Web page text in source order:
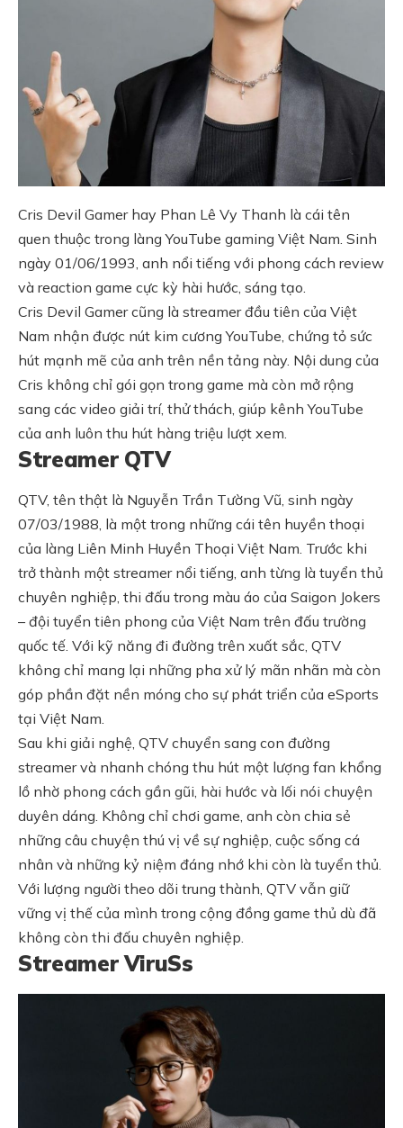
Cris Devil Gamer hay Phan Lê Vy Thanh là cái tên
quen thuộc trong làng YouTube gaming Việt Nam. Sinh
ngày 01/06/1993, anh nổi tiếng với phong cách review
và reaction game cực kỳ hài hước, sáng tạo.
Cris Devil Gamer cũng là streamer đầu tiên của Việt
Nam nhận được nút kim cương YouTube, chứng tỏ sức
hút mạnh mẽ của anh trên nền tảng này. Nội dung của
Cris không chỉ gói gọn trong game mà còn mở rộng
sang các video giải trí, thử thách, giúp kênh YouTube
của anh luôn thu hút hàng triệu lượt xem.
Streamer QTV
QTV, tên thật là Nguyễn Trần Tường Vũ, sinh ngày
07/03/1988, là một trong những cái tên huyền thoại
của làng Liên Minh Huyền Thoại Việt Nam. Trước khi
trở thành một streamer nổi tiếng, anh từng là tuyển thủ
chuyên nghiệp, thi đấu trong màu áo của Saigon Jokers
– đội tuyển tiên phong của Việt Nam trên đấu trường
quốc tế. Với kỹ năng đi đường trên xuất sắc, QTV
không chỉ mang lại những pha xử lý mãn nhãn mà còn
góp phần đặt nền móng cho sự phát triển của eSports
tại Việt Nam.
Sau khi giải nghệ, QTV chuyển sang con đường
streamer và nhanh chóng thu hút một lượng fan khổng
lồ nhờ phong cách gần gũi, hài hước và lối nói chuyện
duyên dáng. Không chỉ chơi game, anh còn chia sẻ
những câu chuyện thú vị về sự nghiệp, cuộc sống cá
nhân và những kỷ niệm đáng nhớ khi còn là tuyển thủ.
Với lượng người theo dõi trung thành, QTV vẫn giữ
vững vị thế của mình trong cộng đồng game thủ dù đã
không còn thi đấu chuyên nghiệp.
Streamer ViruSs